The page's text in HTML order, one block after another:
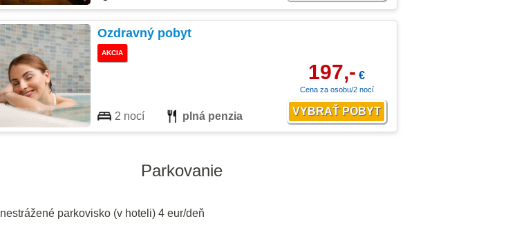
Ozdravný pobyt
AKCIA
2 nocí plná penzia
197,- €
Cena za osobu/2 nocí
Parkovanie
nestrážené parkovisko (v hoteli) 4 eur/deň